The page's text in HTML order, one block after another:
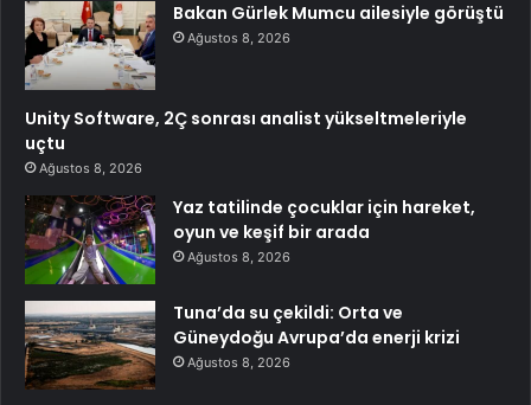
Bakan Gürlek Mumcu ailesiyle görüştü
Ağustos 8, 2026
Unity Software, 2Ç sonrası analist yükseltmeleriyle
uçtu
Ağustos 8, 2026
Yaz tatilinde çocuklar için hareket,
oyun ve keşif bir arada
Ağustos 8, 2026
Tuna’da su çekildi: Orta ve
Güneydoğu Avrupa’da enerji krizi
Ağustos 8, 2026